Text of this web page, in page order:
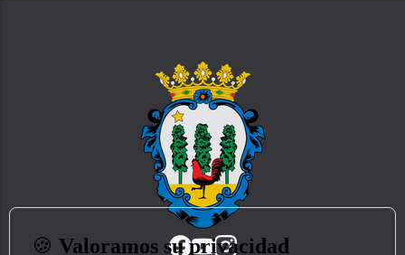
🍪 Valoramos su privacidad